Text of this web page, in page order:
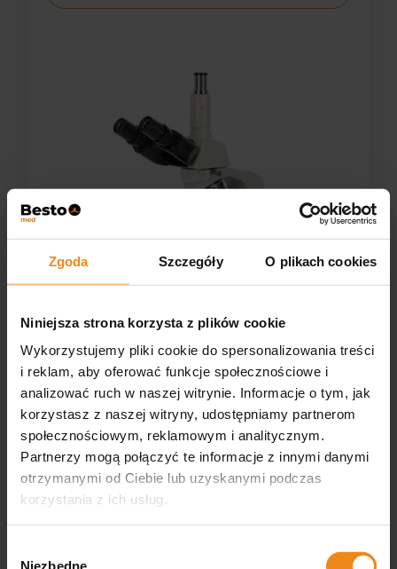
Zgoda Szczegóły O plikach cookies
Niniejsza strona korzysta z plików cookie
Wykorzystujemy pliki cookie do spersonalizowania treści
i reklam, aby oferować funkcje społecznościowe i
analizować ruch w naszej witrynie. Informacje o tym, jak
korzystasz z naszej witryny, udostępniamy partnerom
społecznościowym, reklamowym i analitycznym.
Partnerzy mogą połączyć te informacje z innymi danymi
otrzymanymi od Ciebie lub uzyskanymi podczas
korzystania z ich usług.
Niezbędne
Mikroskop Delta Optical Genetic Pro Trino +
akumulator
Delta Optical Dostępny
2 099,00 zł